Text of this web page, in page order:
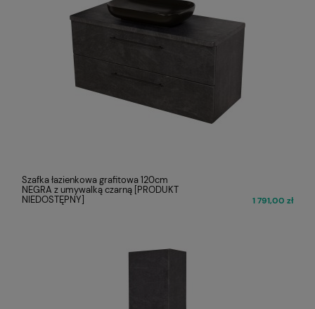
Szafka łazienkowa grafitowa 120cm
NEGRA z umywalką czarną [PRODUKT
NIEDOSTĘPNY]
1 791,00 zł